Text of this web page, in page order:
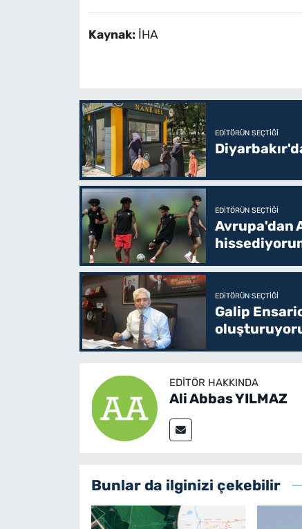
Kaynak: İHA
EDITÖRÜN SEÇTIĞI
EDITÖRÜN SEÇTIĞI
Avrupa'dan
EDITÖRÜN SEÇTIĞI
Galip
EDITÖR HAKKINDA
Ali Abbas YILMAZ
Bunlar da ilginizi çekebilir